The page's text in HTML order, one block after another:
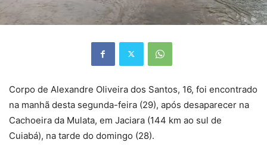
Corpo de Alexandre Oliveira dos Santos, 16, foi encontrado
na manhã desta segunda-feira (29), após desaparecer na
Cachoeira da Mulata, em Jaciara (144 km ao sul de
Cuiabá), na tarde do domingo (28).